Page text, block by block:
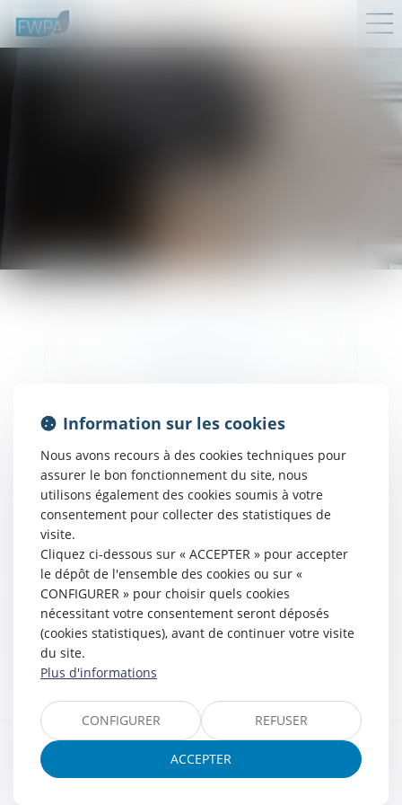
PAIEMENT EN LIGNE
NOUS LOCALISER
Information sur les cookies
Nous avons recours à des cookies techniques pour
assurer le bon fonctionnement du site, nous
utilisons également des cookies soumis à votre
consentement pour collecter des statistiques de
visite.
Cliquez ci-dessous sur « ACCEPTER » pour accepter
le dépôt de l'ensemble des cookies ou sur «
CONFIGURER » pour choisir quels cookies
nécessitant votre consentement seront déposés
(cookies statistiques), avant de continuer votre visite
du site.
Plus d'informations
CONFIGURER REFUSER
ACCEPTER